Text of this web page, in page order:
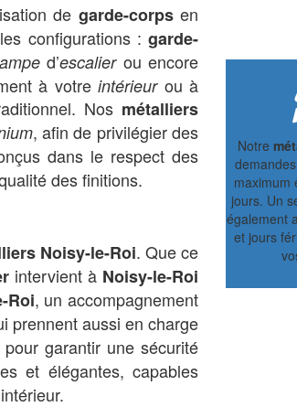
de garde-corpsen
configurations :garde-
d’escalierou encore
à votreintérieurou à
Nos métalliers
, afin de privilégier des
dans le respect des
des finitions.
Noisy-le-Roi. Que ce
intervient à Noisy-le-Roi
Roi, un accompagnement
prennent aussi en charge
pour garantir une sécurité
et élégantes, capables
Notre
maximum
jours. Un
également
et jours